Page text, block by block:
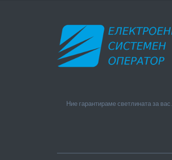
Ние гарантираме светлината за вас.